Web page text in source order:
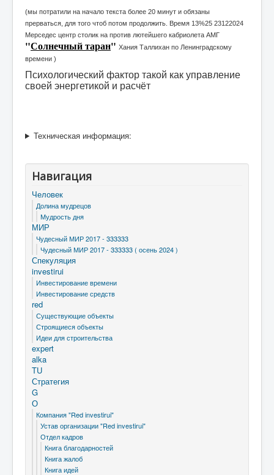
(мы потратили на начало текста более 20 минут и обязаны
прерваться, для того чтоб потом продолжить. Время 13%25 23122024
Мерседес центр столик на против лютейшего кабриолета АМГ
"Солнечный таран" Хания Таллихан по Ленинградскому
времени )
Психологический фактор такой как управление
своей энергетикой и расчёт
Техническая информация:
Навигация
Человек
Долина мудрецов
Мудрость дня
МИР
Чудесный МИР 2017 - 333333
Чудесный МИР 2017 - 333333 ( осень 2024 )
Спекуляция
investirui
Инвестирование времени
Инвестирование средств
red
Существующие объекты
Строящиеся объекты
Идеи для строительства
expert
alka
TU
Стратегия
G
О
Компания "Red investirui"
Устав организации "Red investirui"
Отдел кадров
Книга благодарностей
Книга жалоб
Книга идей